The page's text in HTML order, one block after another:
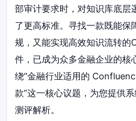
部审计要求时，对知识库底层
了更高标准。寻找一款既能保
规，又能实现高效知识流转
件，已成为众多金融企业的核
绕“金融行业适用的
款”这一核心议题，为您提供
测评解析。